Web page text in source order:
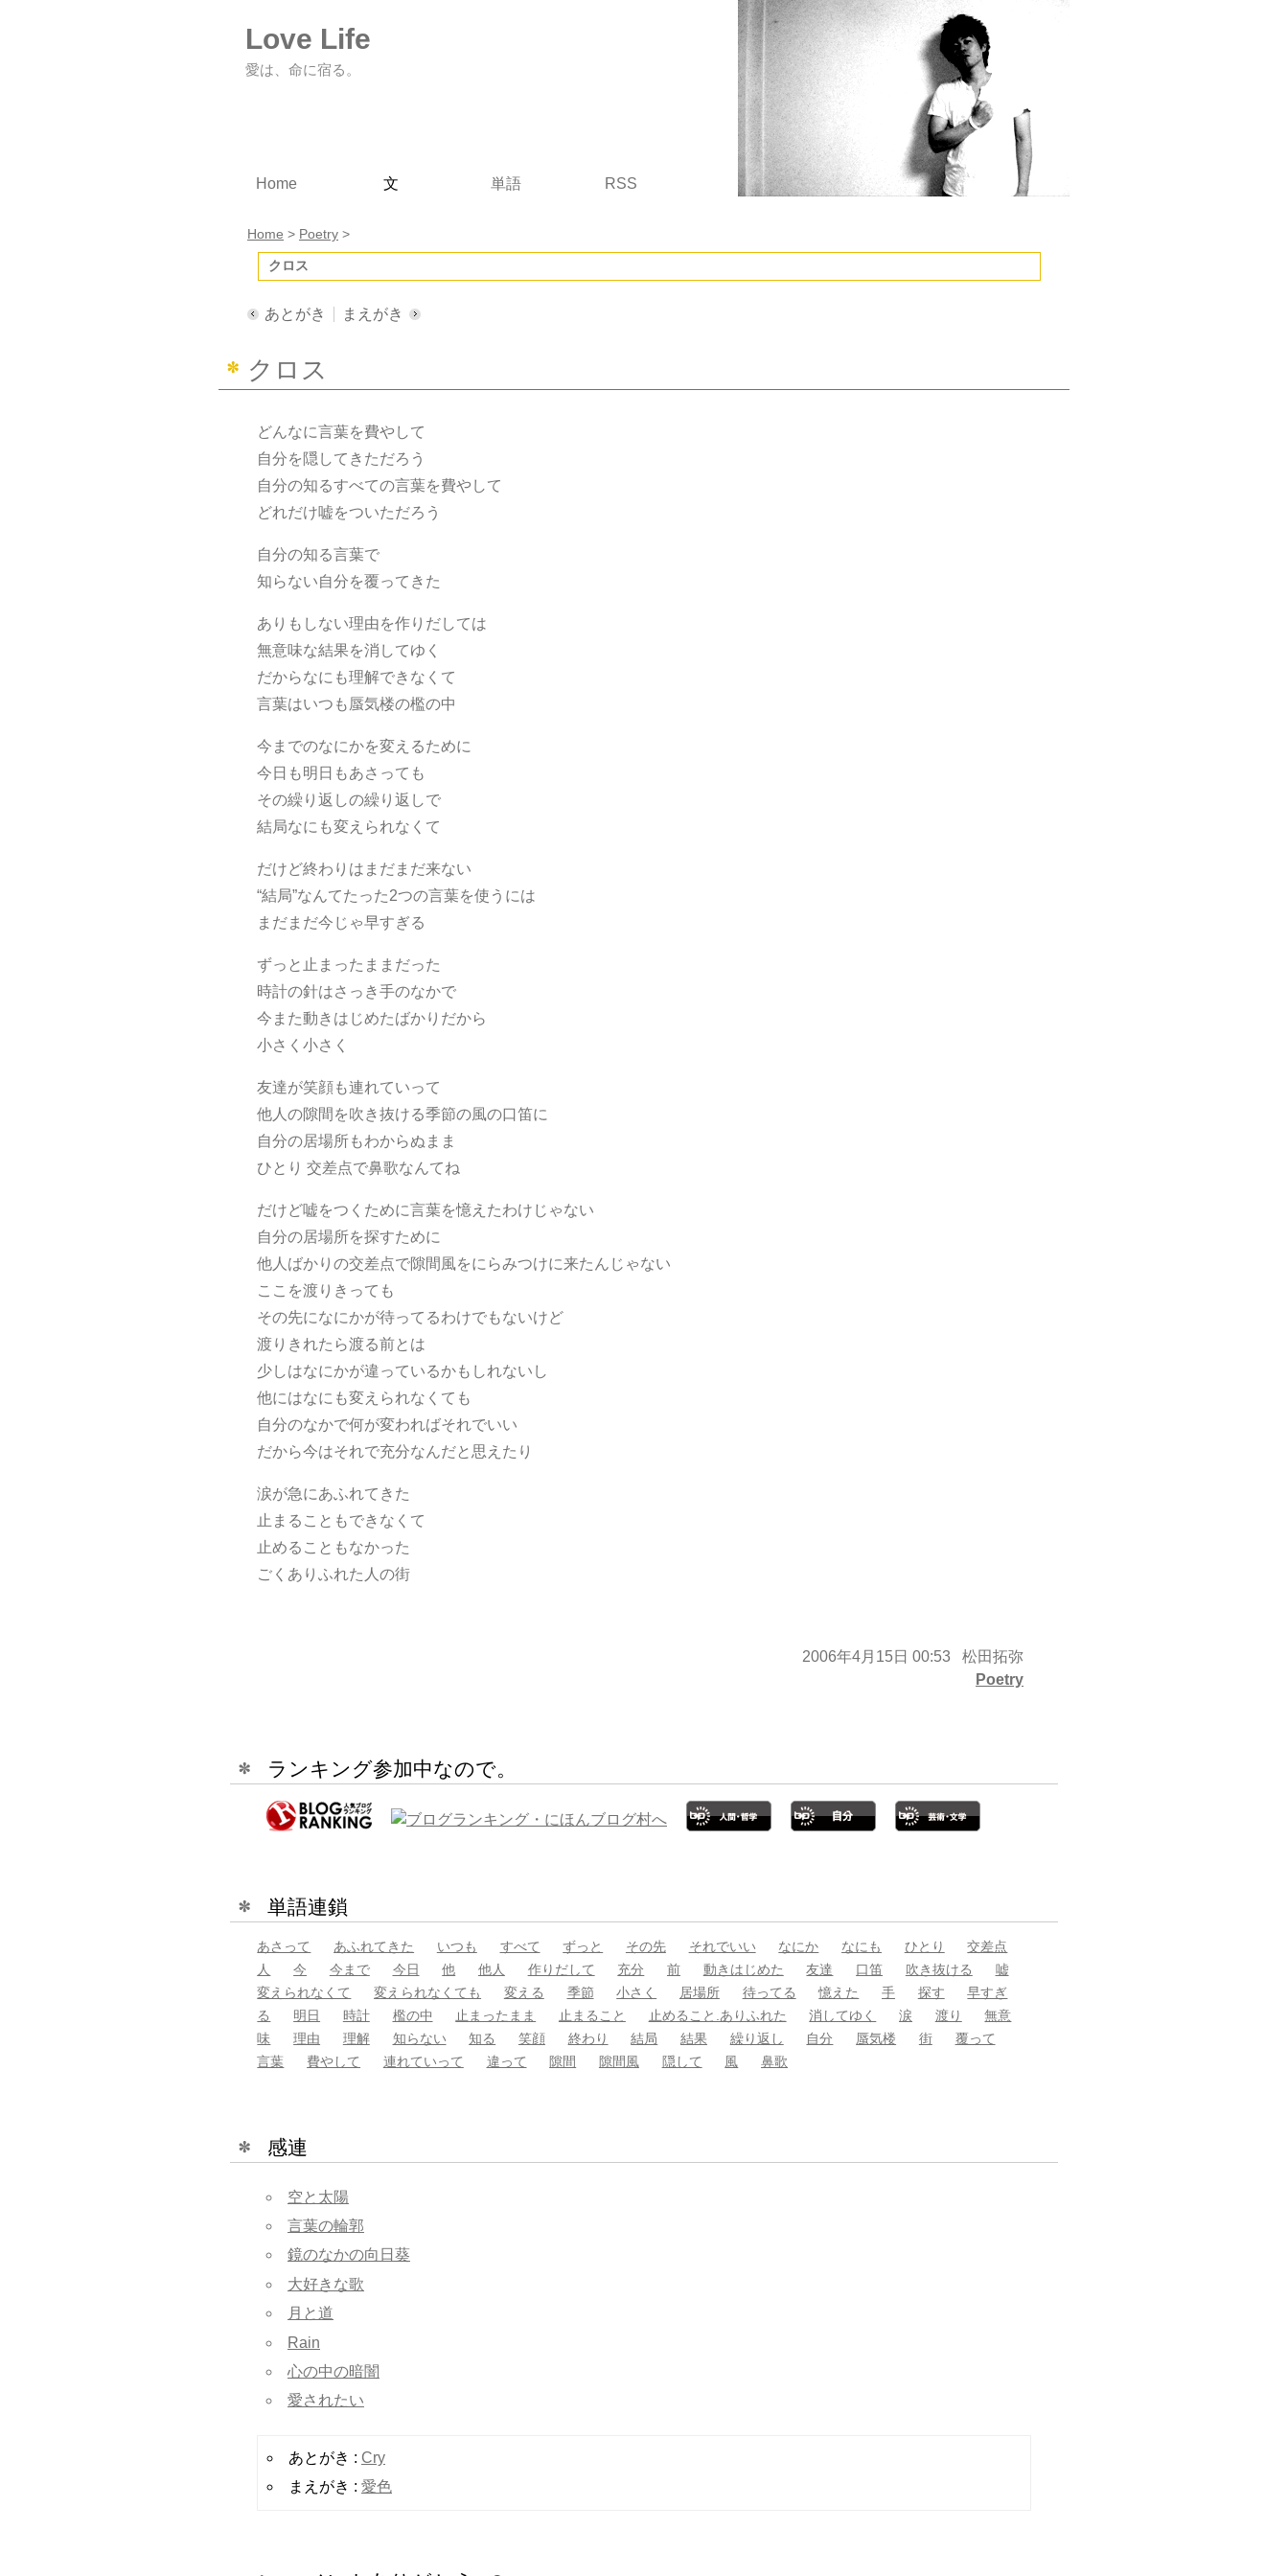
クロス
どんなに言葉を費やして
自分を隠してきただろう
自分の知るすべての言葉を費やして
どれだけ嘘をついただろう
自分の知る言葉で
知らない自分を覆ってきた
ありもしない理由を作りだしては
無意味な結果を消してゆく
だからなにも理解できなくて
言葉はいつも蜃気楼の檻の中
今までのなにかを変えるために
今日も明日もあさっても
その繰り返しの繰り返しで
結局なにも変えられなくて
だけど終わりはまだまだ来ない
“結局”なんてたった2つの言葉を使うには
まだまだ今じゃ早すぎる
ずっと止まったままだった
時計の針はさっき手のなかで
今また動きはじめたばかりだから
小さく小さく
友達が笑顔も連れていって
他人の隙間を吹き抜ける季節の風の口笛に
自分の居場所もわからぬまま
ひとり 交差点で鼻歌なんてね
だけど嘘をつくために言葉を憶えたわけじゃない
自分の居場所を探すために
他人ばかりの交差点で隙間風をにらみつけに来たんじゃない
ここを渡りきっても
その先になにかが待ってるわけでもないけど
渡りきれたら渡る前とは
少しはなにかが違っているかもしれないし
他にはなにも変えられなくても
自分のなかで何が変わればそれでいい
だから今はそれで充分なんだと思えたり
涙が急にあふれてきた
止まることもできなくて
止めることもなかった
ごくありふれた人の街
2006年4月15日 00:53
松田拓弥
Poetry
ランキング参加中なので。
単語連鎖
あさって あふれてきた いつも すべて ずっと その先 それでいい なにか なにも ひとり
交差点
人
今 今まで 今日 他 他人 作りだして 充分 前 動きはじめた 友達 口笛 吹き抜ける
嘘
変えられなくて
変えられなくても 変える 季節 小さく 居場所 待ってる 憶えた 手 探す
早すぎ
る
明日 時計 檻の中 止まったまま 止まること 止めること.ありふれた 消してゆく 涙 渡り
無意
味
理由 理解 知らない 知る 笑顔 終わり 結局 結果 繰り返し 自分 蜃気楼 街
覆って
言葉
費やして 連れていって 違って 隙間 隙間風 隠して 風 鼻歌
感連
空と太陽
言葉の輪郭
鏡のなかの向日葵
大好きな歌
月と道
Rain
心の中の暗闇
愛されたい
あとがき : Cry
まえがき : 愛色
Love Life
愛は、命に宿る。
Home 文 単語 RSS
Home > Poetry >
クロス
あとがき まえがき